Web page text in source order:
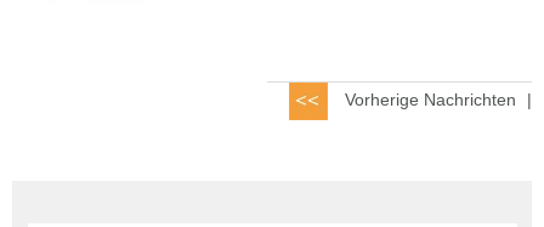
Vorherige Nachrichten |